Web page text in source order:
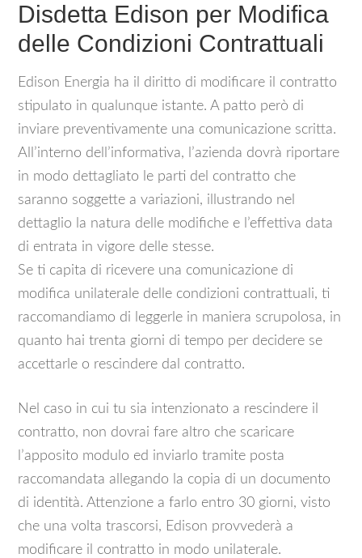
Disdetta Edison per Modifica
delle Condizioni Contrattuali
Edison Energia ha il diritto di modificare il contratto
stipulato in qualunque istante. A patto però di
inviare preventivamente una comunicazione scritta.
All’interno dell’informativa, l’azienda dovrà riportare
in modo dettagliato le parti del contratto che
saranno soggette a variazioni, illustrando nel
dettaglio la natura delle modifiche e l’effettiva data
di entrata in vigore delle stesse.
Se ti capita di ricevere una comunicazione di
modifica unilaterale delle condizioni contrattuali, ti
raccomandiamo di leggerle in maniera scrupolosa, in
quanto hai trenta giorni di tempo per decidere se
accettarle o rescindere dal contratto.
Nel caso in cui tu sia intenzionato a rescindere il
contratto, non dovrai fare altro che scaricare
l’apposito modulo ed inviarlo tramite posta
raccomandata allegando la copia di un documento
di identità. Attenzione a farlo entro 30 giorni, visto
che una volta trascorsi, Edison provvederà a
modificare il contratto in modo unilaterale.